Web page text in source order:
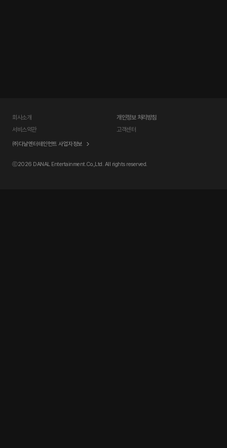
회사소개
개인정보 처리방침
서비스약관
고객센터
㈜다날엔터테인먼트 사업자정보
ⓒ2026 DANAL Entertainment.Co.,Ltd. All rights reserved.